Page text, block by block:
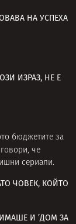
НА УСПЕХА
ИЗРАЗ, НЕ Е
бюджетите за
говори, че
сериали.
ЧОВЕК, КОЙТО
И ’ДОМ ЗА